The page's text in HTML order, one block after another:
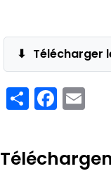
Télécharger
Share